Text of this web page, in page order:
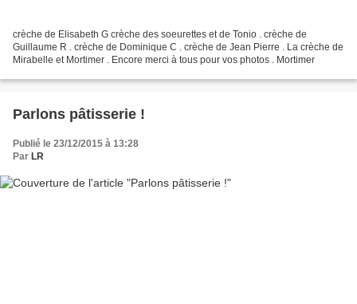
crèche de Elisabeth G crèche des soeurettes et de Tonio . crèche de
Guillaume R . crèche de Dominique C . crèche de Jean Pierre . La crèche de
Mirabelle et Mortimer . Encore merci à tous pour vos photos . Mortimer
Parlons pâtisserie !
Publié le 23/12/2015 à 13:28
Par LR